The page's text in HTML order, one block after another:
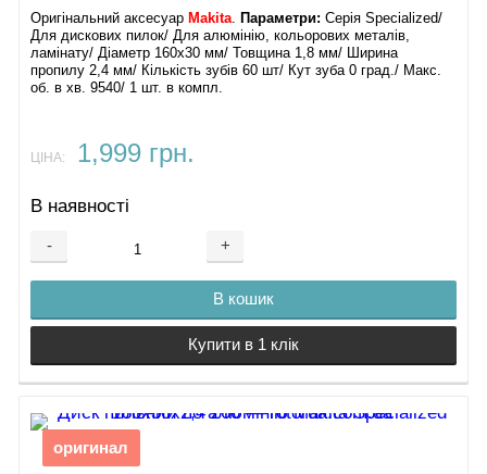
Оригінальний аксесуар Makita. Параметри: Серія Specialized/
Для дискових пилок/ Для алюмінію, кольорових металів,
ламінату/ Діаметр 160х30 мм/ Товщина 1,8 мм/ Ширина
пропилу 2,4 мм/ Кількість зубів 60 шт/ Кут зуба 0 град./ Макс.
об. в хв. 9540/ 1 шт. в компл.
ЦІНА: 1,999 грн.
В наявності
- +
В кошик
Купити в 1 клік
оригинал